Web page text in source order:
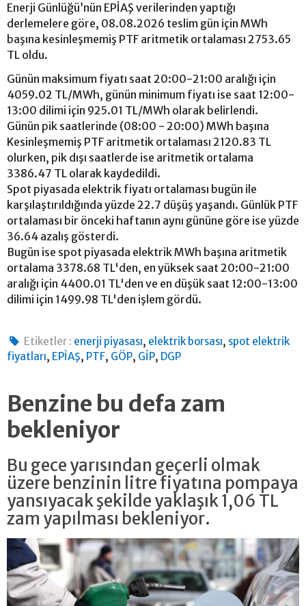
Enerji Günlüğü’nün EPİAŞ verilerinden yaptığı
derlemelere göre, 08.08.2026 teslim gün için MWh
başına kesinleşmemiş PTF aritmetik ortalaması 2753.65
TL oldu.
Günün maksimum fiyatı saat 20:00-21:00 aralığı için
4059.02 TL/MWh, günün minimum fiyatı ise saat 12:00-
13:00 dilimi için 925.01 TL/MWh olarak belirlendi.
Günün pik saatlerinde (08:00 - 20:00) MWh başına
Kesinleşmemiş PTF aritmetik ortalaması 2120.83 TL
olurken, pik dışı saatlerde ise aritmetik ortalama
3386.47 TL olarak kaydedildi.
Spot piyasada elektrik fiyatı ortalaması bugün ile
karşılaştırıldığında yüzde 22.7 düşüş yaşandı. Günlük PTF
ortalaması bir önceki haftanın aynı gününe göre ise yüzde
36.64 azalış gösterdi.
Bugün ise spot piyasada elektrik MWh başına aritmetik
ortalama 3378.68 TL'den, en yüksek saat 20:00-21:00
aralığı için 4400.01 TL'den ve en düşük saat 12:00-13:00
dilimi için 1499.98 TL'den işlem gördü.
Etiketler : enerji piyasası, elektrik borsası, spot elektrik
fiyatları, EPİAŞ, PTF, GÖP, GİP, DGP
Benzine bu defa zam
bekleniyor
Bu gece yarısından geçerli olmak
üzere benzinin litre fiyatına pompaya
yansıyacak şekilde yaklaşık 1,06 TL
zam yapılması bekleniyor.